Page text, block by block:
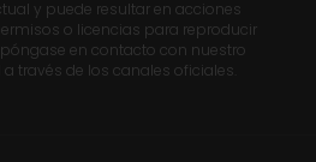
y puede resultar en acciones
o licencias para reproducir
en contacto con nuestro
través de los canales oficiales.